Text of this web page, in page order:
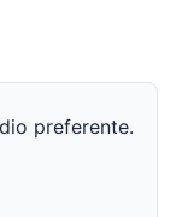
preferente.